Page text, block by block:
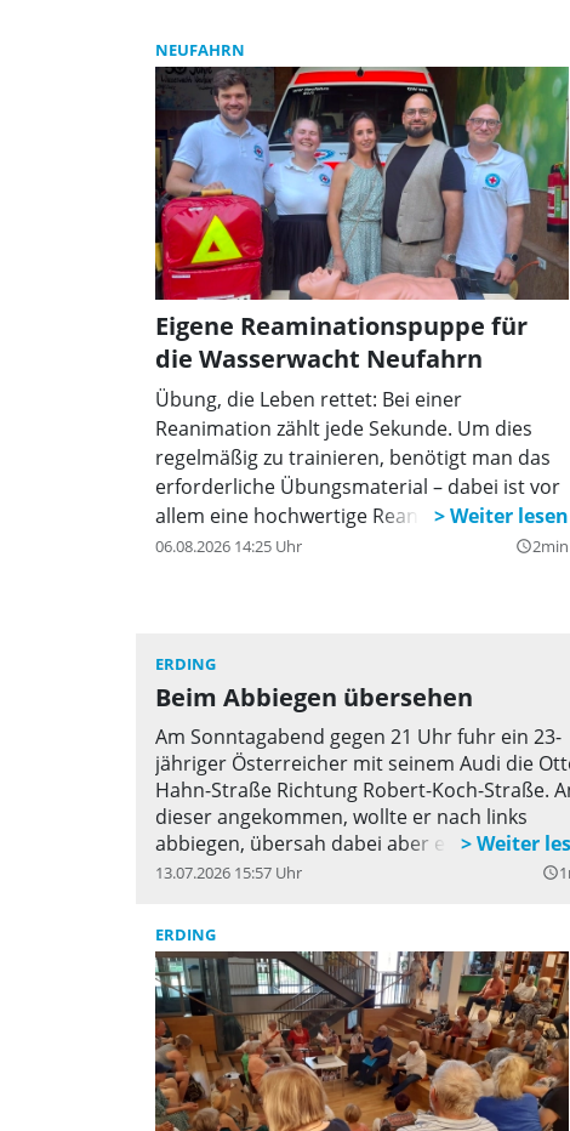
NEUFAHRN
Eigene Reaminationspuppe für
die Wasserwacht Neufahrn
Übung, die Leben rettet: Bei einer
Reanimation zählt jede Sekunde. Um dies
regelmäßig zu trainieren, benötigt man das
erforderliche Übungsmaterial – dabei ist vor
allem eine hochwertige Reanimationspuppe
unerlässlich.
06.08.2026 14:25 Uhr query_builder2min
ERDING
Beim Abbiegen übersehen
Am Sonntagabend gegen 21 Uhr fuhr ein 23-
jähriger Österreicher mit seinem Audi die
Hahn-Straße Richtung Robert-Koch-Straße.
dieser angekommen, wollte er nach links
abbiegen, übersah dabei aber einen von
kommenden, vorfahrtsberechtigten
gesteuert wurde. Es kam zum Zusammenstoß,
durch den niemand verletzt wurde. Der
Gesamtschaden beläuft sich auf ca. 15.000
Euro.
13.07.2026 15:57 Uhr query_builder
ERDING